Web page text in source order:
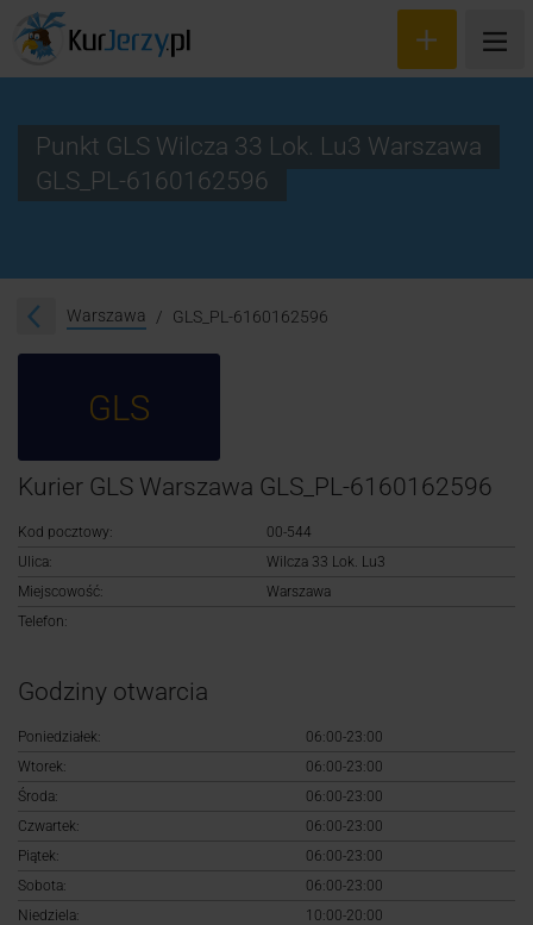
Śledzenie przesyłki
Logowanie
Punkt GLS Wilcza 33 Lok. Lu3 Warszawa
GLS_PL-6160162596
Warszawa GLS_PL-6160162596
GLS
Kurier GLS Warszawa GLS_PL-6160162596
Kod pocztowy:
00-544
Ulica:
Wilcza 33 Lok. Lu3
Miejscowość:
Warszawa
Telefon:
Godziny otwarcia
Poniedziałek:
06:00-23:00
Wtorek:
06:00-23:00
Środa:
06:00-23:00
Czwartek:
06:00-23:00
Piątek:
06:00-23:00
Sobota:
06:00-23:00
Niedziela:
10:00-20:00